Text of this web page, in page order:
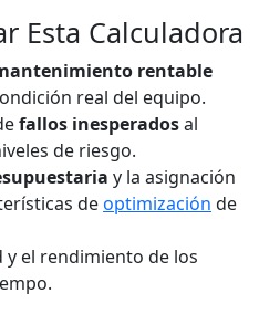
Esta Calculadora
rentable
real del equipo.
fallos inesperadosal
de riesgo.
y la asignación
deoptimización de
el rendimiento de los